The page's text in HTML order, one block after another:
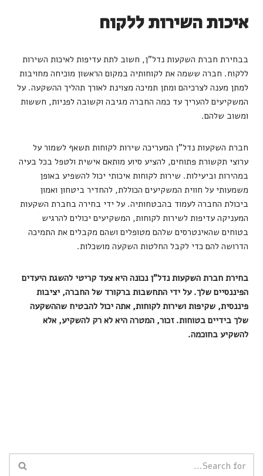
איכות השירות ללקוח
בבחירת חברת השקעות נדל"ן, חשוב לתת עדיפות לאיכות השירות
ללקוח. חברה ששמה את לקוחותיה במקום הראשון מוכיחה מחויבות
למתן מענה לצרכיהם ומתן תמיכה מצוינת לאורך תהליך ההשקעה. על
המשקיעים להעריך עד כמה החברה מגיבה וקשובה לפניות, חששות
ומשוב שלהם.
חברת השקעות נדל"ן המעריכה שירות לקוחות תשאף לשמור על
ערוצי תקשורת פתוחים, להציע סיוע מותאם אישית ולטפל בכל בעיה
במהירות וביעילות. שירות לקוחות איכותי יכול להשפיע באופן
משמעותי על חווית המשקיעים הכוללת, להחדיר ביטחון ואמון
ביכולת החברה לעמוד בהבטחותיה. על ידי בחירה בחברת השקעות
המעניקה עדיפות לשירות לקוחות, המשקיעים יכולים להרגיש
בטוחים שהאינטרסים שלהם מטופלים ושהם מקבלים את התמיכה
הדרושה להם כדי לקבל החלטות השקעה מושכלות.
בחירת חברת השקעות נדל"ן נכונה היא צעד קריטי להשגת היעדים
הפיננסיים שלך. על ידי התחשבות ברקורד של החברה, יציבות
פיננסית, שקיפות ושירות לקוחות, אתה יכול להבטיח שההשקעה
שלך בידיים בטוחות. זכור, המטרה היא לא רק להשקיע, אלא
להשקיע בחוכמה.